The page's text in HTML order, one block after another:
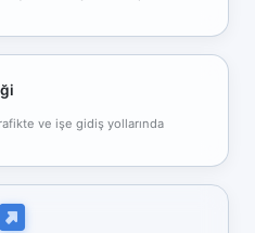
ve işe gidiş yollarında